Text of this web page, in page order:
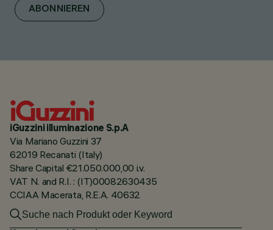
ABONNIEREN
iGuzzini illuminazione S.p.A
Via Mariano Guzzini 37
62019 Recanati (Italy)
Share Capital €21.050.000,00 i.v.
VAT N. and R.I. : (IT)00082630435
CCIAA Macerata, R.E.A. 40632